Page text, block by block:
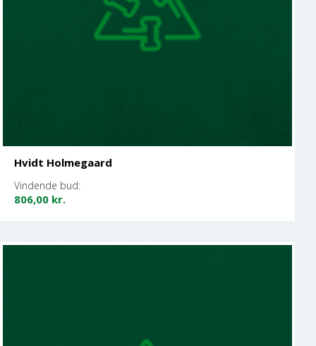
Hvidt Holmegaard
Vindende bud:
806,00 kr.